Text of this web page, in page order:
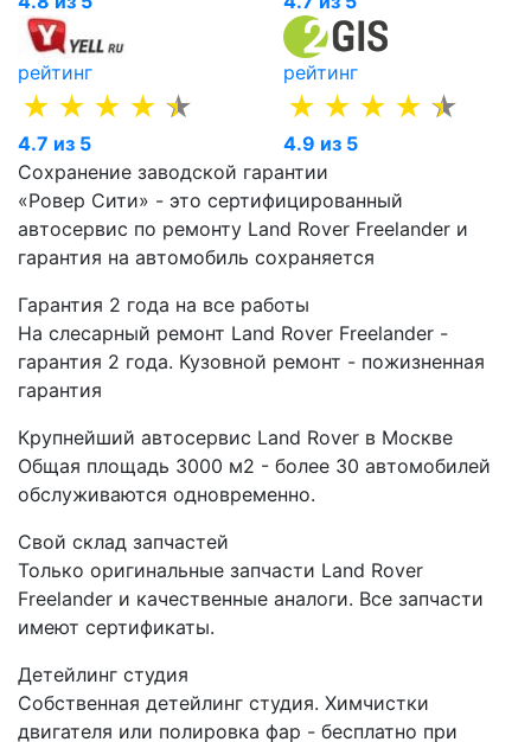
рейтинг
4.7 из 5
рейтинг
4.9 из 5
Сохранение заводской гарантии
«Ровер Сити» - это сертифицированный
автосервис по ремонту Land Rover Freelander и
гарантия на автомобиль сохраняется
Гарантия 2 года на все работы
На слесарный ремонт Land Rover Freelander -
гарантия 2 года. Кузовной ремонт - пожизненная
гарантия
Крупнейший автосервис Land Rover в Москве
Общая площадь 3000 м2 - более 30 автомобилей
обслуживаются одновременно.
Свой склад запчастей
Только оригинальные запчасти Land Rover
Freelander и качественные аналоги. Все запчасти
имеют сертификаты.
Детейлинг студия
Собственная детейлинг студия. Химчистки
двигателя или полировка фар - бесплатно при